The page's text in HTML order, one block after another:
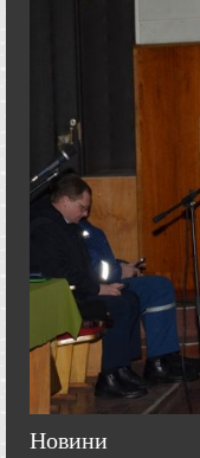
Новини